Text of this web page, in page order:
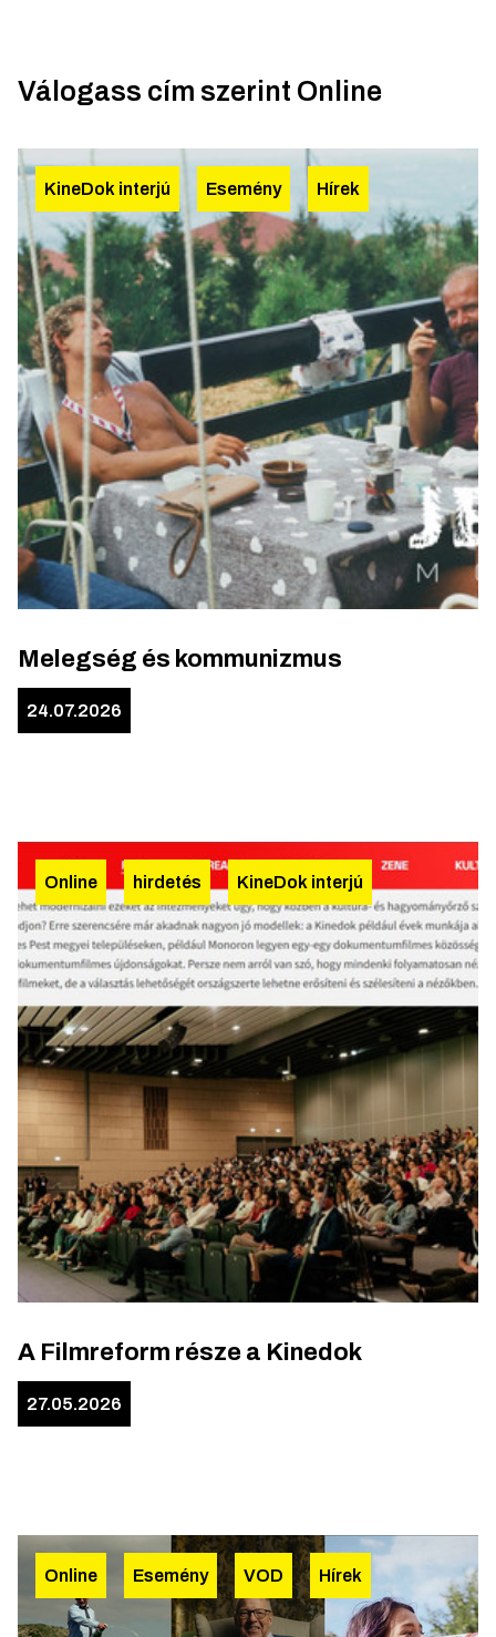
Válogass cím szerint Online
KineDok interjú Esemény Hírek
Melegség és kommunizmus
24.07.2026
Online hirdetés KineDok interjú
A Filmreform része a Kinedok
27.05.2026
Online Esemény VOD Hírek